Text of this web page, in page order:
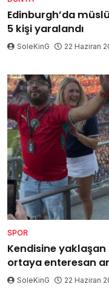
Edinburgh’da
5 kişi yaralandı
SoleKinG 22 Haziran
SPOR
Kendisine yaklaşan
ortaya enteresan
SoleKinG 22 Haziran